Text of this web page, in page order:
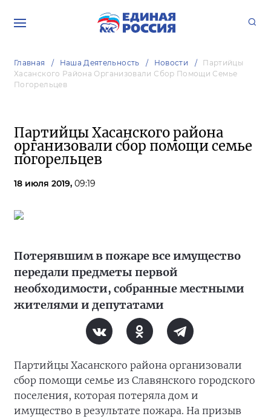
Главная Наша Деятельность Новости
Партийцы
Хасанского Района Организовали Сбор Помощи Семье
Погорельцев
Партийцы Хасанского района
организовали сбор помощи семье
погорельцев
18 июля 2019, 09:19
Потерявшим в пожаре все имущество
передали предметы первой
необходимости, собранные местными
жителями и депутатами
Партийцы Хасанского района организовали
сбор помощи семье из Славянского городского
поселения, которая потеряла дом и
имущество в результате пожара. На призыв